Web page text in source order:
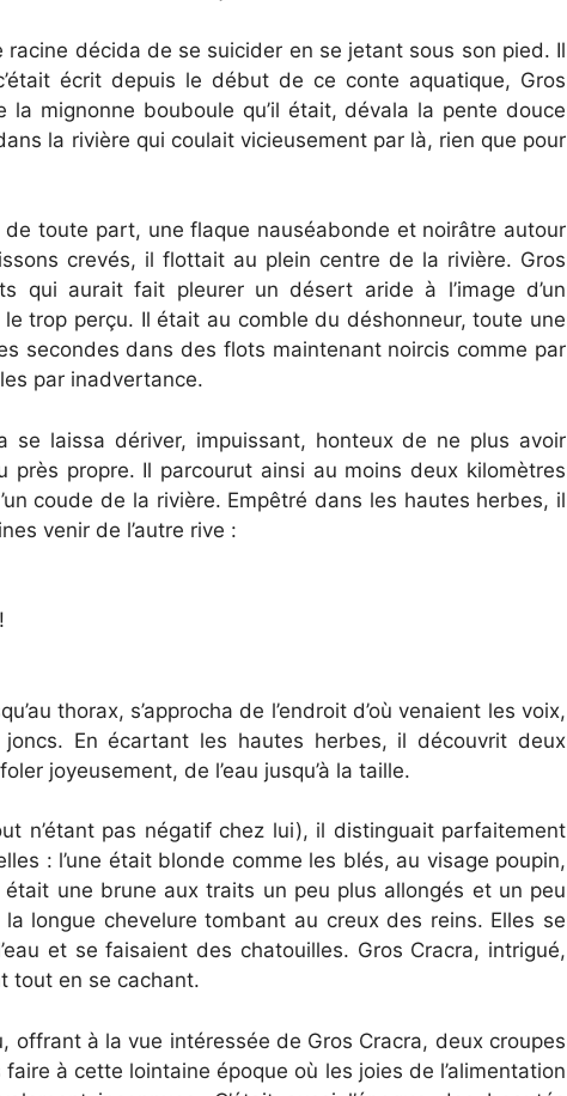
décida de se suicider en se jetant sous son pied. Il
écrit depuis le début de ce conte aquatique, Gros
la mignonne bouboule qu’il était, dévala la pente douce
la rivière qui coulait vicieusement par là, rien que pour
de toute part, une flaque nauséabonde et noirâtre autour
crevés, il flottait au plein centre de la rivière. Gros
qui aurait fait pleurer un désert aride à l’image d’un
trop perçu. Il était au comble du déshonneur, toute une
secondes dans des flots maintenant noircis comme par
par inadvertance.
se laissa dériver, impuissant, honteux de ne plus avoir
près propre. Il parcourut ainsi au moins deux kilomètres
coude de la rivière. Empêtré dans les hautes herbes, il
venir de l’autre rive :
thorax, s’approcha de l’endroit d’où venaient les voix,
En écartant les hautes herbes, il découvrit deux
joyeusement, de l’eau jusqu’à la taille.
n’étant pas négatif chez lui), il distinguait parfaitement
: l’une était blonde comme les blés, au visage poupin,
était une brune aux traits un peu plus allongés et un peu
longue chevelure tombant au creux des reins. Elles se
et se faisaient des chatouilles. Gros Cracra, intrigué,
tout en se cachant.
offrant à la vue intéressée de Gros Cracra, deux croupes
à cette lointaine époque où les joies de l’alimentation